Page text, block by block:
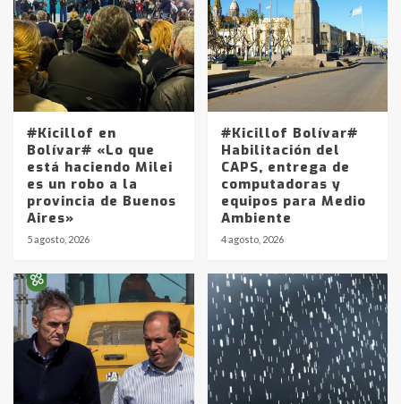
#Kicillof en
Bolívar# «Lo que
está haciendo Milei
es un robo a la
provincia de Buenos
Aires»
5 agosto, 2026
#Kicillof Bolívar#
Habilitación del
CAPS, entrega de
computadoras y
equipos para Medio
Ambiente
4 agosto, 2026
Identidad de los adolescentes
pampeanos que fueron
protagonistas del fatal accidente
en la mañana del lunes